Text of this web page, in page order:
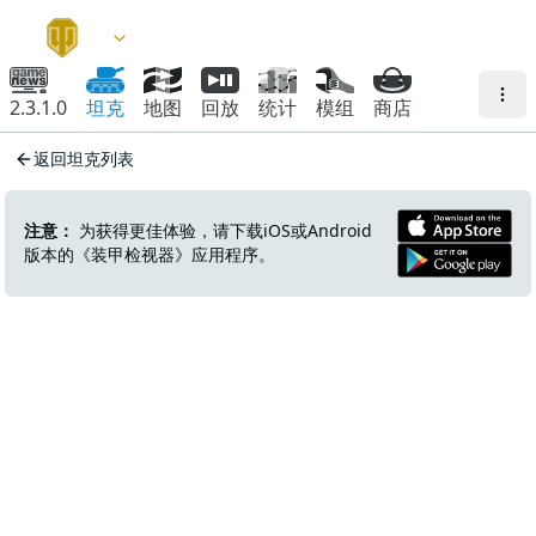
2.3.1.0 坦克 地图 回放 统计 模组 商店
返回坦克列表
注意： 为获得更佳体验，请下载iOS或Android
版本的《装甲检视器》应用程序。